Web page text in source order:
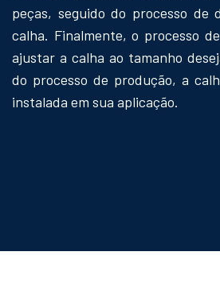
peças, seguido do processo de
calha. Finalmente, o processo
ajustar a calha ao tamanho
do processo de produção, a
instalada em sua aplicação.